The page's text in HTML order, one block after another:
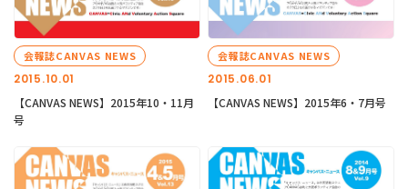
2015.10.01
会報誌CANVAS NEWS
【CANVAS NEWS】2015年10・11月
号
2015.06.01
会報誌CANVAS NEWS
【CANVAS NEWS】2015年6・7月号